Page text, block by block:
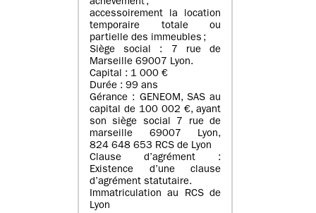
achèvement ;
accessoirement la location
temporaire totale ou
partielle des immeubles ;
Siège social : 7 rue de
Marseille 69007 Lyon.
Capital : 1 000 €
Durée : 99 ans
Gérance : GENEOM, SAS au
capital de 100 002 €, ayant
son siège social 7 rue de
marseille 69007 Lyon,
824 648 653 RCS de Lyon
Clause d’agrément :
Existence d’une clause
d’agrément statutaire.
Immatriculation au RCS de
Lyon